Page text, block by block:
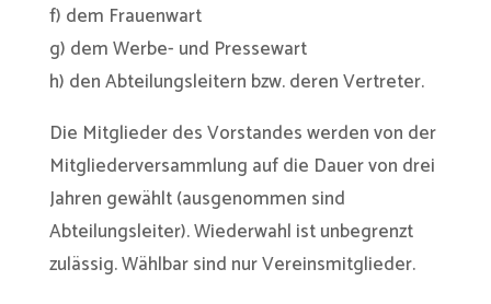
f) dem Frauenwart
g) dem Werbe- und Pressewart
h) den Abteilungsleitern bzw. deren Vertreter.
Die Mitglieder des Vorstandes werden von der
Mitgliederversammlung auf die Dauer von drei
Jahren gewählt (ausgenommen sind
Abteilungsleiter). Wiederwahl ist unbegrenzt
zulässig. Wählbar sind nur Vereinsmitglieder.